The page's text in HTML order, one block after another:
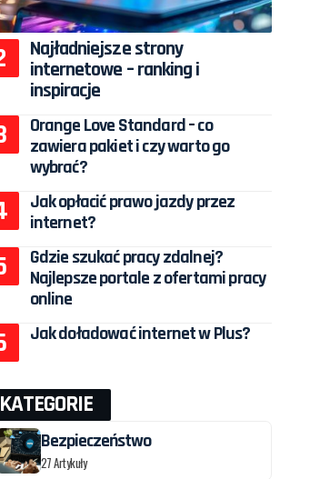
Najładniejsze strony
internetowe – ranking i
inspiracje
Orange Love Standard – co
zawiera pakiet i czy warto go
wybrać?
Jak opłacić prawo jazdy przez
internet?
Gdzie szukać pracy zdalnej?
Najlepsze portale z ofertami pracy
online
Jak doładować internet w Plus?
KATEGORIE
Bezpieczeństwo
27 Artykuły